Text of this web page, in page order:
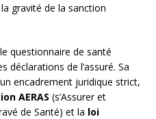
gravité de la sanction
questionnaire de santé
déclarations de l’assuré. Sa
encadrement juridique strict,
AERAS (s’Assurer et
de Santé) et la loi